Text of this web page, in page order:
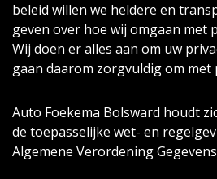
beleid willen we heldere en
geven over hoe wij omgaan met
Wij doen er alles aan om uw
gaan daarom zorgvuldig om met
Auto Foekema Bolsward houdt
de toepasselijke wet- en
Algemene Verordening